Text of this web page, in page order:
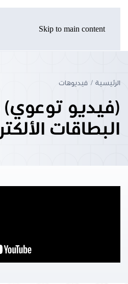
Skip to main content
الرئيسية فيديوهات
(فيديو توعوي)
البطاقات